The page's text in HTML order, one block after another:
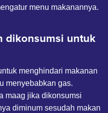
menu makanannya.
dikonsumsi untuk
menghindari makanan
menyebabkan gas.
maag jika dikonsumsi
diminum sesudah makan